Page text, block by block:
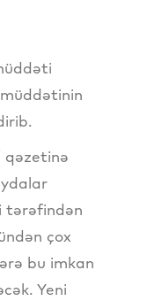
qəzetinə
tərəfindən
çox
bu imkan
Yeni